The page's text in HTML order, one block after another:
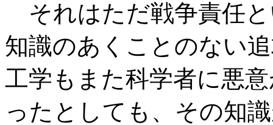
それはただ戦争責任
知識のあくことのない
工学もまた科学者に悪
ったとしても、その知